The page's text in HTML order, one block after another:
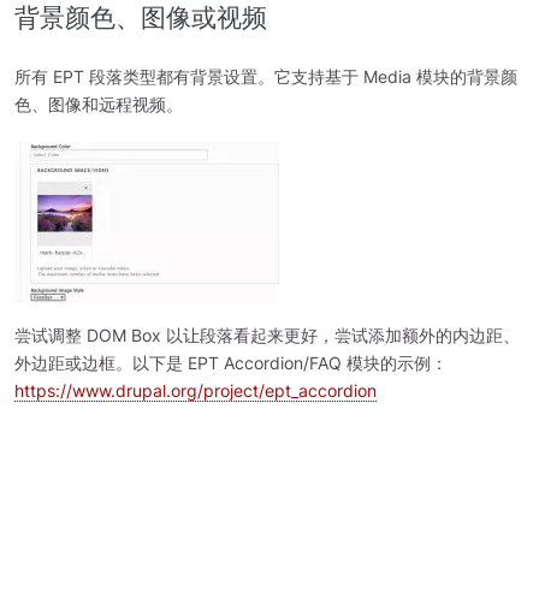
背景颜色、图像或视频
所有 EPT 段落类型都有背景设置。它支持基于 Media 模块的背景颜
色、图像和远程视频。
尝试调整 DOM Box 以让段落看起来更好，尝试添加额外的内边距、
外边距或边框。以下是 EPT Accordion/FAQ 模块的示例：
https://www.drupal.org/project/ept_accordion